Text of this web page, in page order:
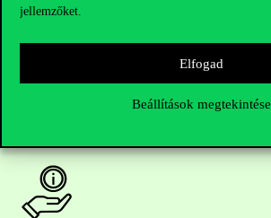
jellemzőket.
Elfogad
Beállítások megtekintése
Oktatói elérhetőségek
HUB jelenlegi hallgatóinknak
press@uni-corvinus.hu